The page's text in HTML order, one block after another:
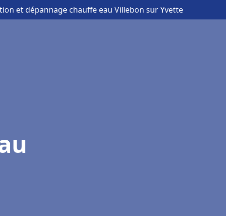
et dépannage chauffe eau Villebon sur Yvette